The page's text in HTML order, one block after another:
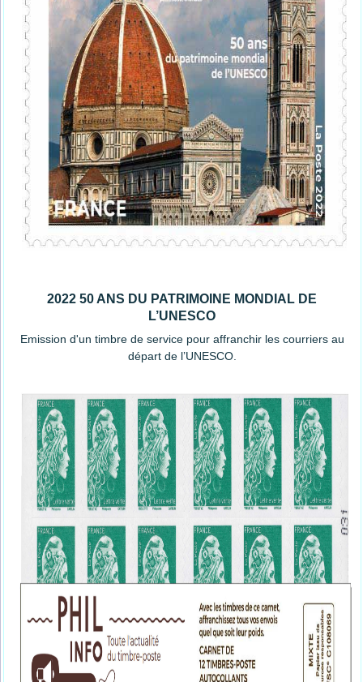
2022 50 ANS DU PATRIMOINE MONDIAL DE
L’UNESCO
Emission d'un timbre de service pour affranchir les courriers au
départ de l’UNESCO.